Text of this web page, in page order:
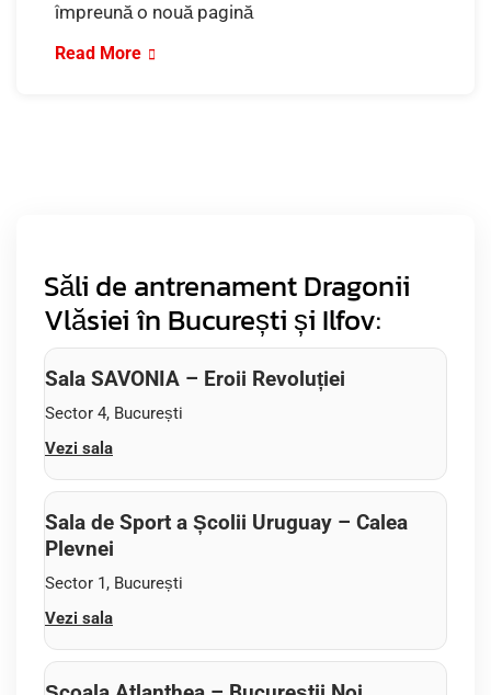
împreună o nouă pagină
Read More
Săli de antrenament Dragonii
Vlăsiei în București și Ilfov:
Sala SAVONIA – Eroii Revoluției
Sector 4, București
Vezi sala
Sala de Sport a Școlii Uruguay – Calea
Plevnei
Sector 1, București
Vezi sala